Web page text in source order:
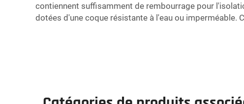
contiennent suffisamment de rembourrage pour
dotées d'une coque résistante à l'eau ou imperméable.